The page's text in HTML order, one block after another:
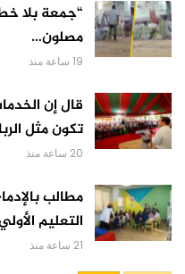
“جمعة بلا
مصلون…
19 ساعة منذ
قال إن
تكون مثل
20 ساعة منذ
مطالب
التعليم
21 ساعة منذ